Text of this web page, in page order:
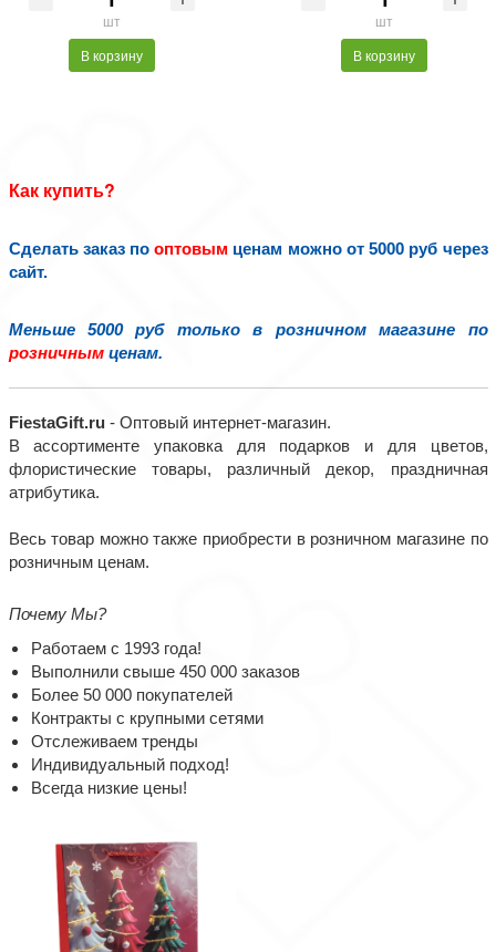
шт
В корзину
шт
В корзину
Как купить?
Сделать заказ пооптовым ценам можно от 5000 руб через
сайт.
Меньше 5000 руб только в розничном магазине по
розничнымценам.
FiestaGift.ru - Оптовый интернет-магазин.
В ассортименте упаковка для подарков и для цветов,
флористические товары, различный декор, праздничная
атрибутика.
Весь товар можно также приобрести в розничном магазине по
розничным ценам.
Почему Мы?
Работаем с 1993 года!
Выполнили свыше 450 000 заказов
Более 50 000 покупателей
Контракты с крупными сетями
Отслеживаем тренды
Индивидуальный подход!
Всегда низкие цены!